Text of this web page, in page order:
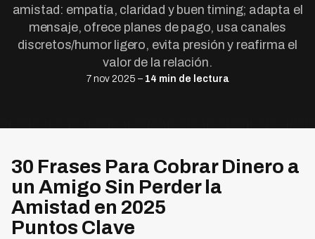
amistad: empatía, claridad y buen timing; adapta el
mensaje, ofrece planes de pago, usa canales
discretos/humor ligero, evita presión y reafirma el
valor de la relación.
7 nov 2025 – 14 min de lectura
30 Frases Para Cobrar Dinero a
un Amigo Sin Perder la
Amistad en 2025
Puntos Clave